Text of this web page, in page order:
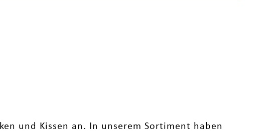
und Kissen an. In unserem Sortiment haben